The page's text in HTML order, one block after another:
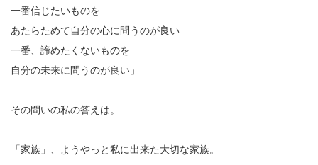
一番信じたいものを
あたらためて自分の心に問うのが良い
一番、諦めたくないものを
自分の未来に問うのが良い」
その問いの私の答えは。
「家族」、ようやっと私に出来た大切な家族。
28
30
31